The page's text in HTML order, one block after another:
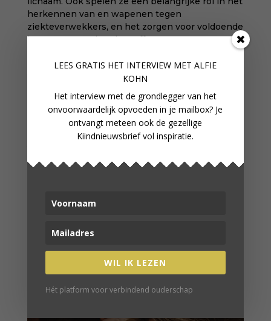
herkennen van en wapenen tegen
ziekteverwekkers, en het zorgen voor voldoende
immuunversterkende stoffen
spijsverteringsproblemen maar ook
verkoudheden, luchtwegklachten, huidklachten
en zelfs depressies kunnen in verband gebracht
worden met de gezondheid van de darmen en de
darmflora.
Nienke Tode-Gottenbosis darmfloraspecialist
BOEKENTIPS
Jagen, verzamelen, opvoeden | Michealeen
How2talk2kids | Adele Faber
Temperamentvolle kinderen | Eva Bronsveld
LEES GRATIS HET INTERVIEW MET ALFIE
KOHN
Het interview met de grondlegger van het
onvoorwaardelijk opvoeden in je mailbox? Je
ontvangt meteen ook de gezellige
Kiindnieuwsbrief vol inspiratie.
WIL IK LEZEN
Hét platform voor verbindend ouderschap